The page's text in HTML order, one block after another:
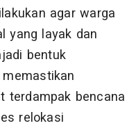
agar warga
yang layak dan
bentuk
terdampak bencana
relokasi